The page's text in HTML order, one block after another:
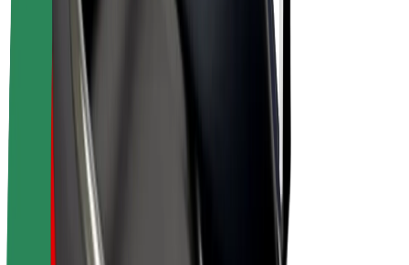
Conductores
Ingresos de conductor/a
Repartidores
Ingresos de repartidor
Comercios de Bolt Food
Flotas
Franquicias
Empresa